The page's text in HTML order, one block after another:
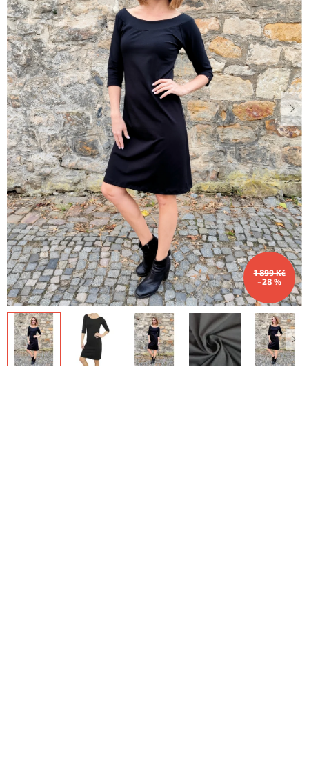
Dárkové
poukazy
Blog
O
nás
Měna
(CZK)
Přihlášení
1 899 Kč
–28 %